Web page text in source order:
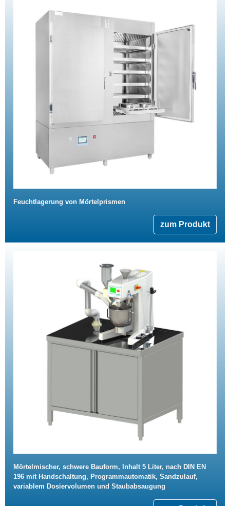
Feuchtlagerung von Mörtelprismen
zum Produkt
Mörtelmischer, schwere Bauform, Inhalt 5 Liter, nach DIN EN
196 mit Handschaltung, Programmautomatik, Sandzulauf,
variablem Dosiervolumen und Staubabsaugung